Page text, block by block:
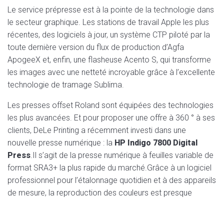
Le service prépresse est à la pointe de la technologie dans
le secteur graphique. Les stations de travail Apple les plus
récentes, des logiciels à jour, un système CTP piloté par la
toute dernière version du flux de production d’Agfa
ApogeeX et, enfin, une flasheuse Acento S, qui transforme
les images avec une netteté incroyable grâce à l’excellente
technologie de tramage Sublima.
Les presses offset Roland sont équipées des technologies
les plus avancées. Et pour proposer une offre à 360 ° à ses
clients, DeLe Printing a récemment investi dans une
nouvelle presse numérique : la HP Indigo 7800 Digital
Press.Il s’agit de la presse numérique à feuilles variable de
format SRA3+ la plus rapide du marché.Grâce à un logiciel
professionnel pour l’étalonnage quotidien et à des appareils
de mesure, la reproduction des couleurs est presque